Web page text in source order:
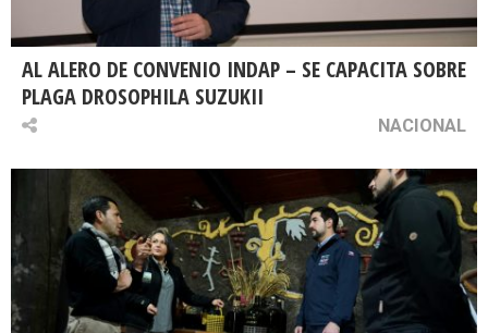
AL ALERO DE CONVENIO INDAP – SE CAPACITA SOBRE
PLAGA DROSOPHILA SUZUKII
NACIONAL